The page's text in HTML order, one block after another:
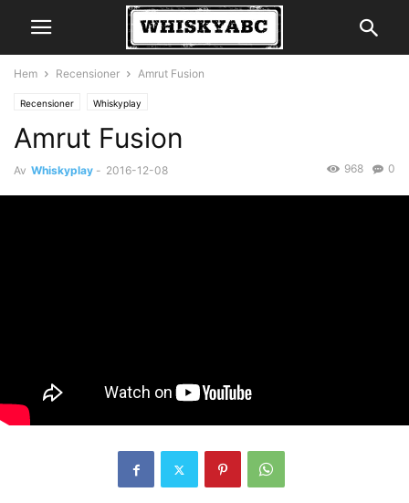
Hem Recensioner Amrut Fusion
Recensioner Whiskyplay
Amrut Fusion
Av Whiskyplay - 2016-12-08 0
968